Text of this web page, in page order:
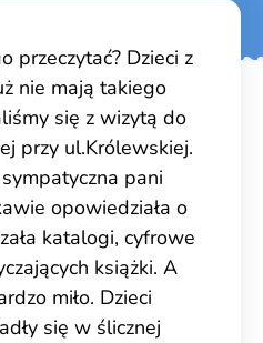
przeczytać? Dzieci z
nie mają takiego
się z wizytą do
przy ul.Królewskiej.
pani
opowiedziała o
katalogi, cyfrowe
książki. A
miło. Dzieci
się w ślicznej